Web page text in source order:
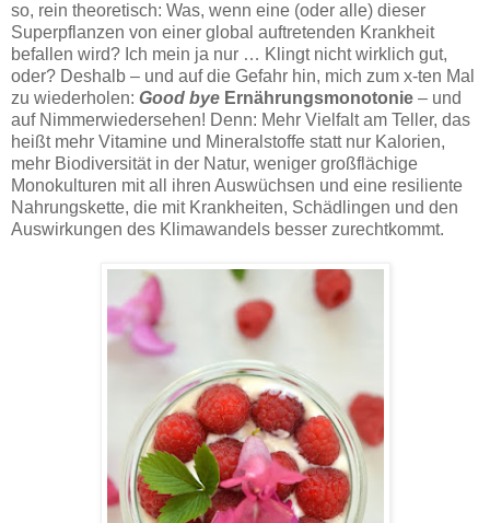
so, rein theoretisch: Was, wenn eine (oder alle) dieser
Superpflanzen von einer global auftretenden Krankheit
befallen wird? Ich mein ja nur … Klingt nicht wirklich gut,
oder? Deshalb – und auf die Gefahr hin, mich zum x-ten Mal
zu wiederholen: Good bye Ernährungsmonotonie – und
auf Nimmerwiedersehen! Denn: Mehr Vielfalt am Teller, das
heißt mehr Vitamine und Mineralstoffe statt nur Kalorien,
mehr Biodiversität in der Natur, weniger großflächige
Monokulturen mit all ihren Auswüchsen und eine resiliente
Nahrungskette, die mit Krankheiten, Schädlingen und den
Auswirkungen des Klimawandels besser zurechtkommt.